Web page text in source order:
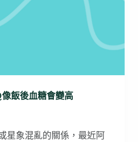
飯後血糖會變高
星象混亂的關係，最近阿